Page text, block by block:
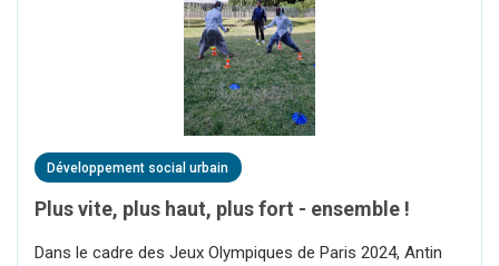
Développement social urbain
Plus vite, plus haut, plus fort - ensemble !
Dans le cadre des Jeux Olympiques de Paris 2024, Antin